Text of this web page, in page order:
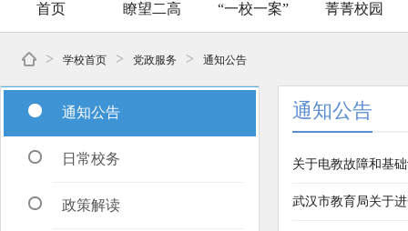
首页 瞭望二高 “一校一案” 菁菁校园
> 学校首页 > 党政服务 > 通知公告
通知公告
日常校务
政策解读
通知公告
关于电教故障和基
武汉市教育局关于